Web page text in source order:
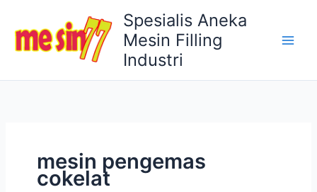
konten
Spesialis Aneka
Mesin Filling
Industri
mesin pengemas
cokelat